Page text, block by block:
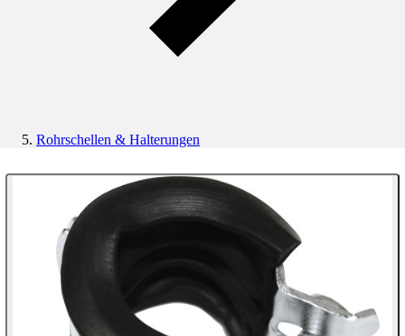
Rohrschellen & Halterungen